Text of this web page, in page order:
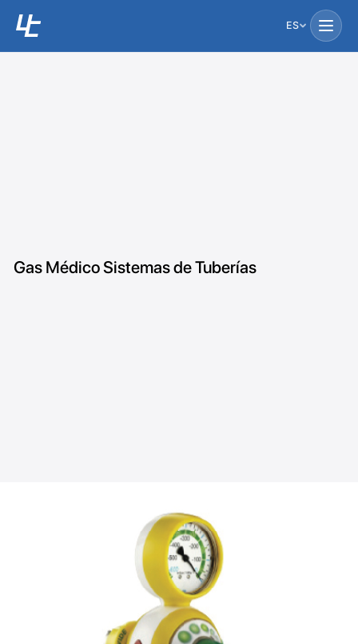
ES
Gas Médico Sistemas de Tuberías